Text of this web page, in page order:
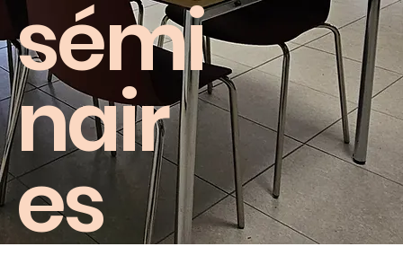
sémi
nair
es